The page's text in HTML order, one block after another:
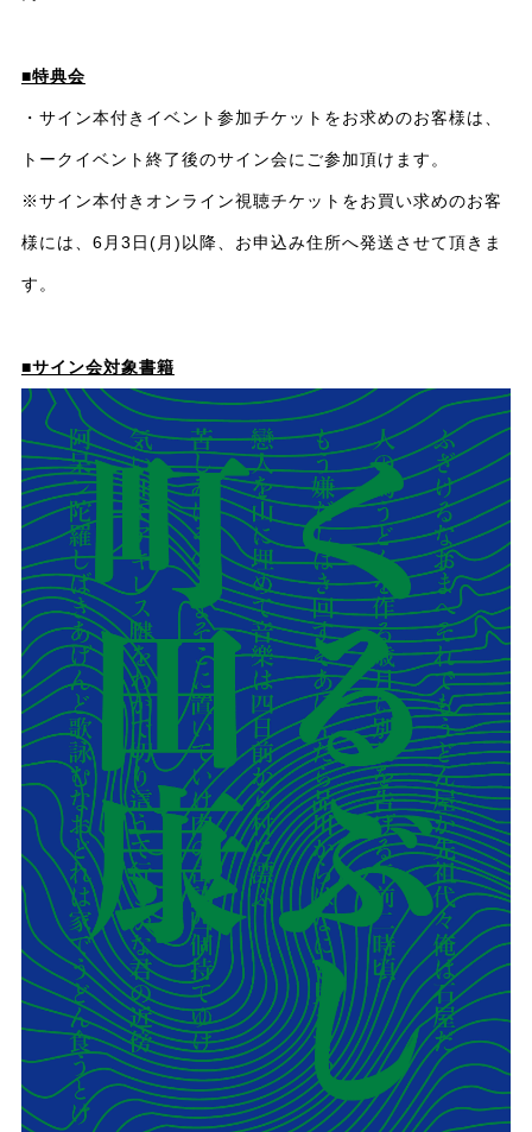
■特典会
・サイン本付きイベント参加チケットをお求めのお客様は、
トークイベント終了後のサイン会にご参加頂けます。
※サイン本付きオンライン視聴チケットをお買い求めのお客
様には、6月3日(月)以降、お申込み住所へ発送させて頂きま
す。
■サイン会対象書籍